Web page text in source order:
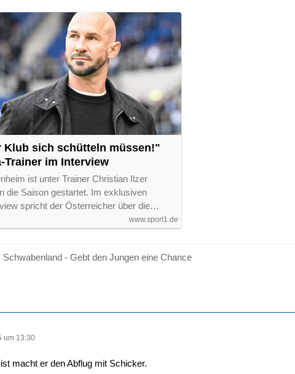
Klub sich schütteln müssen!"
Trainer im Interview
ist unter Trainer Christian Ilzer
die Saison gestartet. Im exklusiven
spricht der Österreicher über die…
www.sport1.de
- Gebt den Jungen eine Chance
um 13:30
macht er den Abflug mit Schicker.